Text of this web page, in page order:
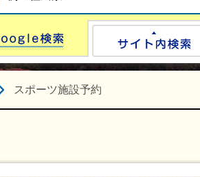
Google検索
スポーツ施設予約